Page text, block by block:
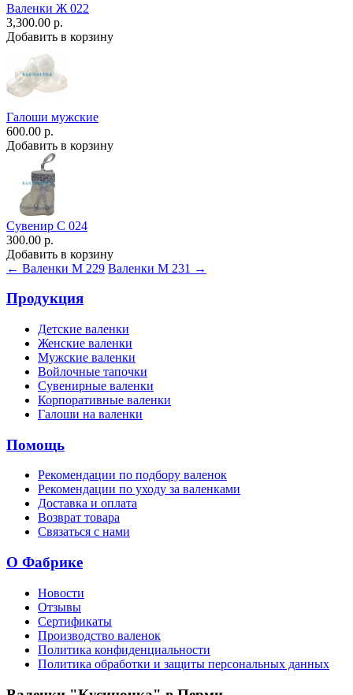
Валенки Ж 022
3,300.00 р.
Добавить в корзину
Галоши мужские
600.00 р.
Добавить в корзину
Сувенир С 024
300.00 р.
Добавить в корзину
← Валенки М 229 Валенки М 231 →
Продукция
Детские валенки
Женские валенки
Мужские валенки
Войлочные тапочки
Сувенирные валенки
Корпоративные валенки
Галоши на валенки
Помощь
Рекомендации по подбору валенок
Рекомендации по уходу за валенками
Доставка и оплата
Возврат товара
Связаться с нами
О Фабрике
Новости
Отзывы
Сертификаты
Производство валенок
Политика конфиденциальности
Политика обработки и защиты персональных данных